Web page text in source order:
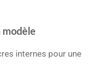
modèle
internes pour une